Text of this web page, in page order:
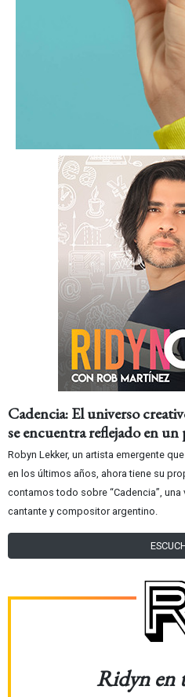
Cadencia: El universo
se encuentra reflejado en un
Robyn Lekker, un artista emergente
en los últimos años, ahora tiene su
contamos todo sobre “Cadencia”,
cantante y compositor argentino.
Ridyn en